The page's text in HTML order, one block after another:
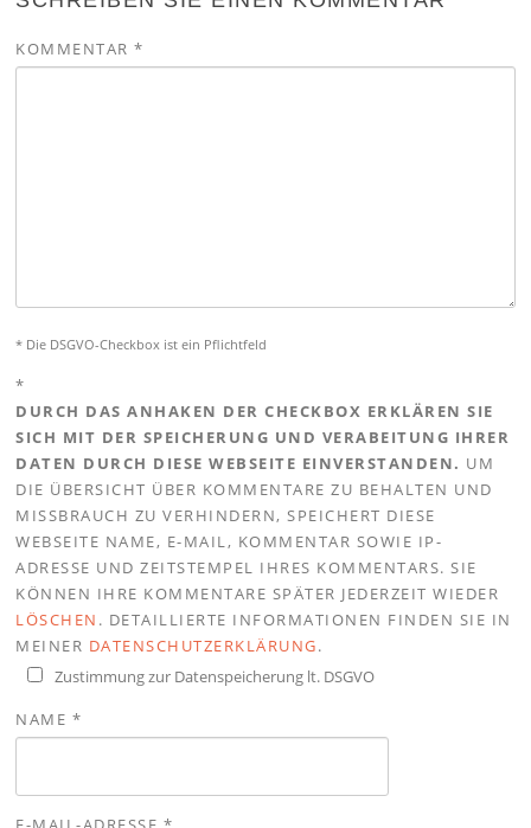
KOMMENTAR*
* Die DSGVO-Checkbox ist ein Pflichtfeld
*
DURCH DAS ANHAKEN DER CHECKBOX ERKLÄREN SIE
SICH MIT DER SPEICHERUNG UND VERABEITUNG IHRER
DATEN DURCH DIESE WEBSEITE EINVERSTANDEN. UM
DIE ÜBERSICHT ÜBER KOMMENTARE ZU BEHALTEN UND
MISSBRAUCH ZU VERHINDERN, SPEICHERT DIESE
WEBSEITE NAME, E-MAIL, KOMMENTAR SOWIE IP-
ADRESSE UND ZEITSTEMPEL IHRES KOMMENTARS. SIE
KÖNNEN IHRE KOMMENTARE SPÄTER JEDERZEIT WIEDER
LÖSCHEN . DETAILLIERTE INFORMATIONEN FINDEN SIE IN
MEINER DATENSCHUTZERKLÄRUNG.
Zustimmung zur Datenspeicherung lt. DSGVO
NAME *